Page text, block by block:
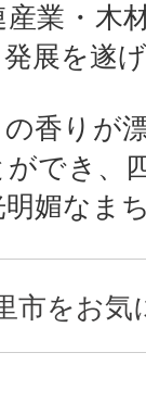
業・木
展を遂
香りが
でき、
媚なま
市をお気